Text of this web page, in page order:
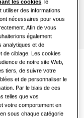
les cookies , le
des informations
nécessaires pour vous
Afin de vous
également
analytiques et de
de ciblage. Les cookies
de notre site Web,
tiers, de suivre votre
et de personnaliser le
Par le biais de ces
telles que vos
votre comportement en
sous chaque catégorie